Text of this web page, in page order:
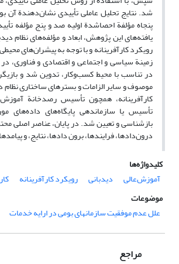
شد. نتایج تحلیل عاملی تأییدی نشان‌دهندة آن
پنجاه مؤلفة احصاشدة اولیه صد و پنج مؤلفه
یافته‌های این پژوهش، ابعاد و مؤلفه‌های نظام
رویکرد کارآفرینانه و با توجه به پیشران‌های
زمینة سیاسی و اجتماعی و اقتصادی و فناوری،
در تناسب با محیط کسب‌وکار، تدوین شد و
موصوف و سایر الزامات و بسترهای ساختاری نظام
کارآفرینانه، همچون تأسیس رصدخانة
تأسیس یا سازماندهی پایگاه‌های داده‌های
بازشناسی و تعیین شد. در پایان، عناصر اصلی
درون‌دادها، فرایندها، برون دادها، نتایج، و
کلیدواژه‌ها
آموزش‌عالی
دیدبانی رویکرد کارآفرینانه
موضوعات
علل عدم موفقیت سازمانهای بومی در ارایه خدمات
مراجع